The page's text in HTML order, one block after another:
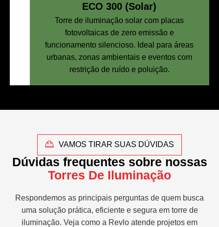
ECO 300 (Solar)
Torre de iluminação solar com placas
fotovoltaicas de zero emissão e
funcionamento silencioso. Ideal para áreas
urbanas, zonas ambientais e eventos com
restrição de ruído e poluição.
VAMOS TIRAR SUAS DÚVIDAS
Dúvidas frequentes sobre nossas
Torres De Iluminação
Respondemos as principais perguntas de quem busca
uma solução prática, eficiente e segura em torre de
iluminação. Veja como a Revlo atende projetos em